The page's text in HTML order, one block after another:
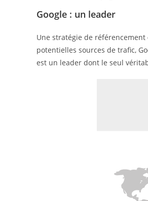
Google : un leader
Une stratégie de
potentielles sources de trafic,
est un leader dont le seul